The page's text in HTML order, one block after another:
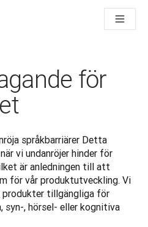
AI-drivna arbetsflöden för
AI inom Enterprise-världen. I
till röstplattform i
för
språkbarriärer Detta
vi undanröjer hinder för
är anledningen till att
för vår produktutveckling. Vi
tillgängliga för
syn-, hörsel- eller kognitiva